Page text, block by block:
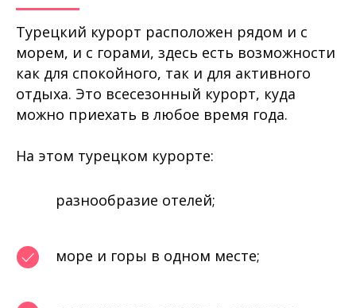
Турецкий курорт расположен рядом и с
морем, и с горами, здесь есть возможности
как для спокойного, так и для активного
отдыха. Это всесезонный курорт, куда
можно приехать в любое время года.
На этом турецком курорте:
разнообразие отелей;
море и горы в одном месте;